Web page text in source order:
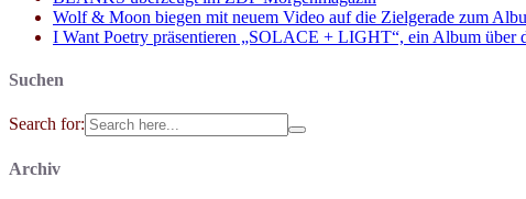
Wolf & Moon biegen mit neuem Video auf die Zielgerade zum
I Want Poetry präsentieren „SOLACE + LIGHT“, ein Album über
Suchen
Search for:
Archiv